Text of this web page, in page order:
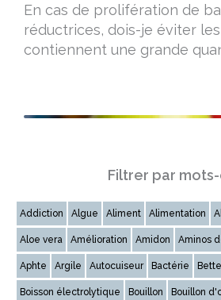
En cas de prolifération de
réductrices, dois-je éviter
contiennent une grande
Filtrer par
Addiction Algue Aliment Alimentation
Aloe vera Amélioration Amidon Aminos
Aphte Argile Autocuiseur Bactérie
Boisson électrolytique Bouillon Bouillon